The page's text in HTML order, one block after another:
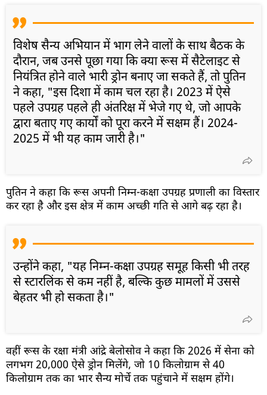
विशेष सैन्य अभियान में भाग लेने वालों के साथ बैठक के
दौरान, जब उनसे पूछा गया कि क्या रूस में सैटेलाइट से
नियंत्रित होने वाले भारी ड्रोन बनाए जा सकते हैं, तो पुतिन
ने कहा, "इस दिशा में काम चल रहा है। 2023 में ऐसे
पहले उपग्रह पहले ही अंतरिक्ष में भेजे गए थे, जो आपके
द्वारा बताए गए कार्यों को पूरा करने में सक्षम हैं। 2024-
2025 में भी यह काम जारी है।"
पुतिन ने कहा कि रूस अपनी निम्न-कक्षा उपग्रह प्रणाली का विस्तार
कर रहा है और इस क्षेत्र में काम अच्छी गति से आगे बढ़ रहा है।
उन्होंने कहा, "यह निम्न-कक्षा उपग्रह समूह किसी भी तरह
से स्टारलिंक से कम नहीं है, बल्कि कुछ मामलों में उससे
बेहतर भी हो सकता है।"
वहीं रूस के रक्षा मंत्री आंद्रे बेलोसोव ने कहा कि 2026 में सेना को
लगभग 20,000 ऐसे ड्रोन मिलेंगे, जो 10 किलोग्राम से 40
किलोग्राम तक का भार सैन्य मोर्चे तक पहुंचाने में सक्षम होंगे।